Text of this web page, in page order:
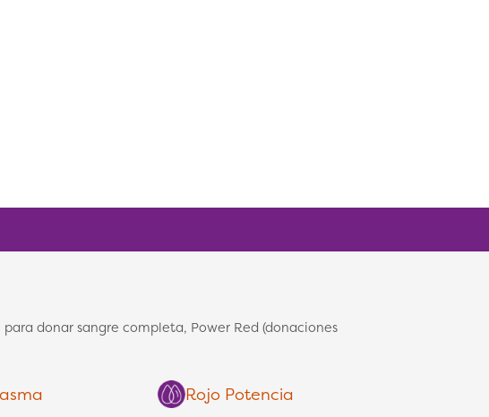
donar sangre completa, Power Red (donaciones
Rojo Potencia